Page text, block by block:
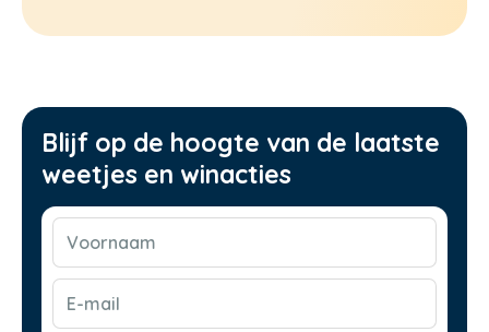
Blijf op de hoogte van de laatste
weetjes en winacties
Voornaam
E-
mail